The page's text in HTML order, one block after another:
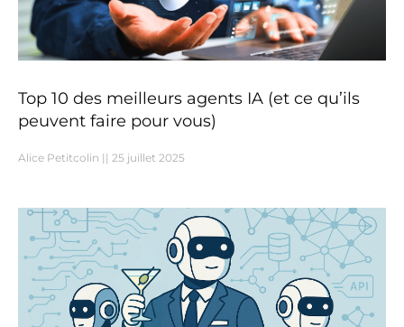
Top 10 des meilleurs agents IA (et ce qu’ils
peuvent faire pour vous)
Alice Petitcolin 25 juillet 2025